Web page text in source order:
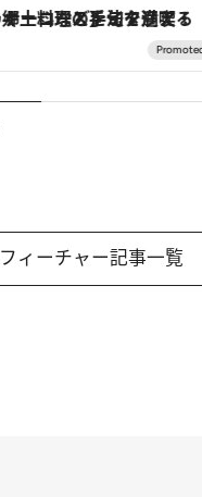
「星のや富士」でデジタルデトックス。冨士信仰の歴史を辿り、心身を調える。
フィーチャー記事一覧